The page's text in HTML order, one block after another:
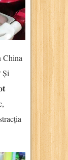
China
Și